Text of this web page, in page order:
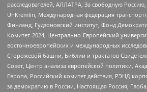
расследователей, АЛЛАТРА, За свободную
UnKremlin, Международная федерация
Финланд, Гудзоновский институт, Фонд
Комитет-2024, Центрально-Европейский
восточноевропейских и международных
Сторожевой башни, Библии и трактатов
Совет, Центр анализа европейской политики,
Европа, Российский комитет действия, РЭНД
за демократию в России, Настоящая Россия,